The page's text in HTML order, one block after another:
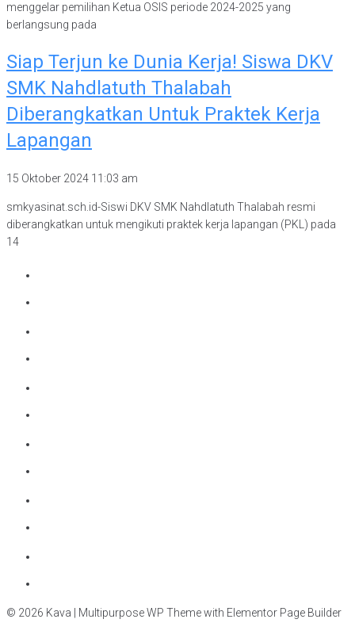
menggelar pemilihan Ketua OSIS periode 2024-2025 yang
berlangsung pada
Siap Terjun ke Dunia Kerja! Siswa DKV
SMK Nahdlatuth Thalabah
Diberangkatkan Untuk Praktek Kerja
Lapangan
15 Oktober 2024 11:03 am
smkyasinat.sch.id-Siswi DKV SMK Nahdlatuth Thalabah resmi
diberangkatkan untuk mengikuti praktek kerja lapangan (PKL) pada
14
© 2026 Kava | Multipurpose WP Theme with Elementor Page Builder